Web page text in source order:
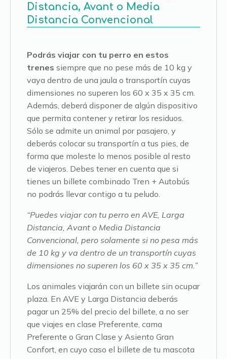
Distancia, Avant o Media
Distancia Convencional
Podrás viajar con tu perro en estos
trenes siempre que no pese más de 10 kg y
vaya dentro de una jaula o transportín cuyas
dimensiones no superen los 60 x 35 x 35 cm.
Además, deberá disponer de algún dispositivo
que permita contener y retirar los residuos.
Sólo se admite un animal por pasajero, y
deberás colocar su transportín a tus pies, de
forma que moleste lo menos posible al resto
de viajeros. Debes tener en cuenta que si
tienes un billete combinado Tren + Autobús
no podrás llevar contigo a tu peludo.
“Puedes viajar con tu perro en AVE, Larga
Distancia, Avant o Media Distancia
Convencional, pero solamente si no pesa más
de 10 kg y va dentro de un transportín cuyas
dimensiones no superen los 60 x 35 x 35 cm.”
Los animales viajarán con un billete sin ocupar
plaza. En AVE y Larga Distancia deberás
pagar un 25% del precio del billete, a no ser
que viajes en clase Preferente, cama
Preferente o Gran Clase y Asiento Gran
Confort, en cuyo caso el billete de tu mascota